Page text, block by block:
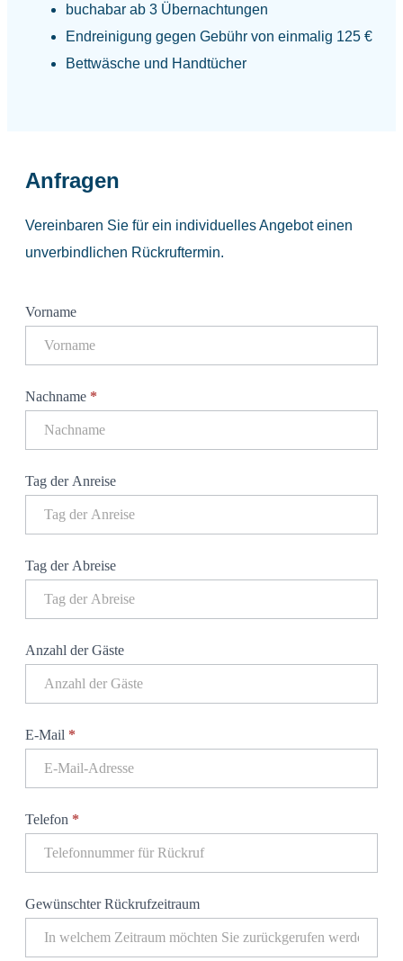
buchabar ab 3 Übernachtungen
Endreinigung gegen Gebühr von einmalig 125 €
Bettwäsche und Handtücher
Anfragen
Vereinbaren Sie für ein individuelles Angebot einen
unverbindlichen Rückruftermin.
Anfrage
Landhaus
am
See
Vorname
Nachname *
Tag der Anreise
Tag der Abreise
Anzahl der Gäste
E-Mail *
Telefon *
Gewünschter Rückrufzeitraum